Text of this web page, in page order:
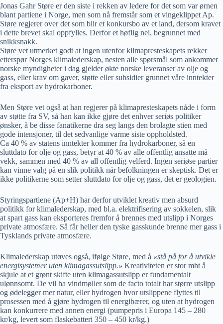
Jonas Gahr Støre er den siste i rekken av ledere for det som var ørnen
blant partiene i Norge, men som nå fremstår som et vingeklippet Ap.
Støre regjerer over det som blir et konkursbo av et land, dersom kravet
i dette brevet skal oppfylles. Derfor et høflig nei, begrunnet med
snikksnakk.
Støre vet utmerket godt at ingen utenfor klimapresteskapets rekker
etterspør Norges klimalederskap, nesten alle spørsmål som ankommer
norske myndigheter i dag gjelder økte norske leveranser av olje og
gass, eller krav om gaver, støtte eller subsidier grunnet våre inntekter
fra eksport av hydrokarboner.
Men Støre vet også at han regjerer på klimapresteskapets nåde i form
av støtte fra SV, så han kan ikke gjøre det enhver seriøs politiker
ønsker, å be disse fanatikerne dra seg langs den brolagte stien med
gode intensjoner, til det sedvanlige varme siste oppholdsted.
Ca 40 % av statens inntekter kommer fra hydrokarboner, så en
sluttdato for olje og gass, betyr at 40 % av alle offentlig ansatte må
vekk, sammen med 40 % av all offentlig velferd. Ingen seriøse partier
kan vinne valg på en slik politikk når befolkningen er skeptisk. Det er
ikke politikerne som setter sluttdato for olje og gass, det er geologien.
Styringspartiene (Ap+H) har derfor utviklet kreativ men absurd
politikk for klimalederskap, med bl.a. elektrifisering av sokkelen, slik
at spart gass kan eksporteres fremfor å brennes med utslipp i Norges
private atmosfære. Så får heller den tyske gasskunde brenne mer gass i
Tysklands private atmosfære.
Klimalederskap utøves også, ifølge Støre, med å «stå på for å utvikle
energisystemer uten klimagassutslipp.» Kreativiteten er stor mht å
skjule at et grønt skifte uten klimagassutslipp er fundamentalt
ulønnsomt. De vil ha vindmøller som de facto totalt har større utslipp
og ødelegger mer natur, eller hydrogen hvor utslippene flyttes til
prosessen med å gjøre hydrogen til energibærer, og uten at hydrogen
kan konkurrere med annen energi (pumpepris i Europa 145 – 280
kr/kg, levert som flaskebatteri 350 – 450 kr/kg.)